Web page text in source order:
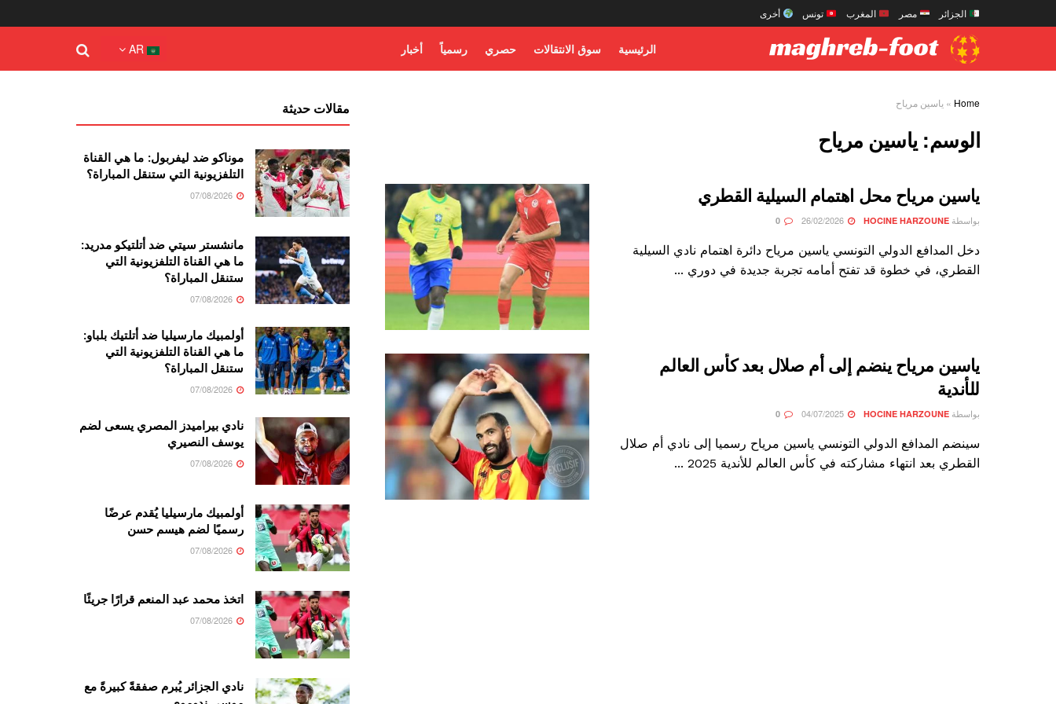
الجزائر مصر المغرب تونس أخرى
الرئيسية سوق الانتقالات حصري رسمياً أخبار AR
Home
» ياسين مرياح
الوسم: ياسين مرياح
ياسين مرياح محل اهتمام السيلية القطري
بواسطة HOCINE HARZOUNE
دخل المدافع الدولي التونسي ياسين مرياح دائرة اهتمام نادي السيلية
القطري، في خطوة قد تفتح أمامه تجربة جديدة في دوري ...
ياسين مرياح ينضم إلى أم صلال بعد كأس العالم
للأندية
بواسطة HOCINE HARZOUNE
سينضم المدافع الدولي التونسي ياسين مرياح رسميا إلى نادي أم صلال
القطري بعد انتهاء مشاركته في كأس العالم للأندية 2025 ...
مقالات حديثة
موناكو ضد ليفربول: ما هي القناة
التلفزيونية التي ستنقل المباراة؟
مانشستر سيتي ضد أتلتيكو مدريد:
ما هي القناة التلفزيونية التي
ستنقل المباراة؟
أولمبيك مارسيليا ضد أتلتيك بلباو:
ما هي القناة التلفزيونية التي
ستنقل المباراة؟
نادي بيراميدز المصري يسعى لضم
يوسف النصيري
أولمبيك مارسيليا يُقدم عرضًا
رسميًا لضم هيسم حسن
اتخذ محمد عبد المنعم قرارًا جريئًا
نادي الجزائر يُبرم صفقةً كبيرةً مع